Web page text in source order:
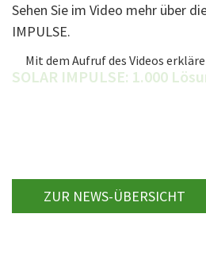
Sehen Sie im Video mehr über
IMPULSE.
SOLAR IMPULSE: 1.000
Mit dem Aufruf des Videos
ZUR NEWS-ÜBERSICHT